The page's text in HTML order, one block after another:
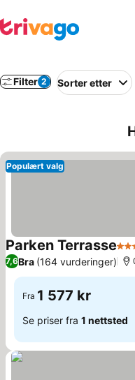
Filter 2 Sorter etter
Populært valg
Parken Terrasse3
7,6Bra (164 vurderinger)
Fra 1 577 kr
Se priser fra 1 nettsted